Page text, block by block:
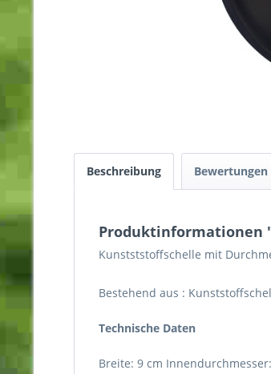
Beschreibung Bewertungen
Produktinformationen
Kunstststoffschelle mit
Bestehend aus :
Technische Daten
Breite: 9 cm